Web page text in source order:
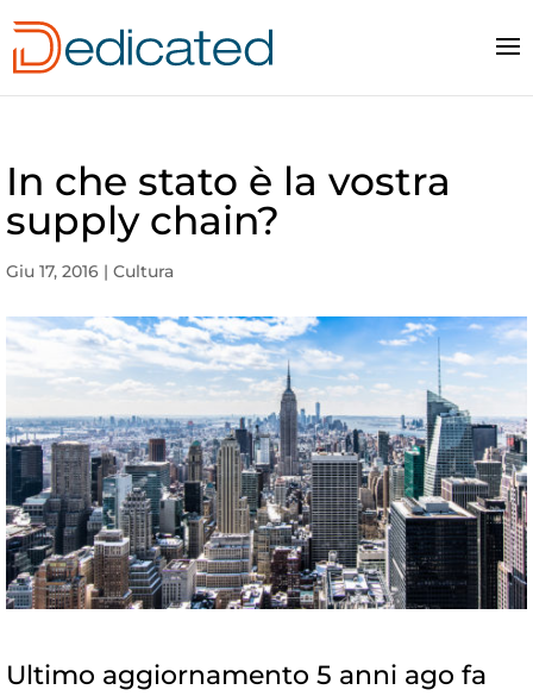
In che stato è la vostra
supply chain?
Giu 17, 2016 | Cultura
Ultimo aggiornamento 5 anni ago fa